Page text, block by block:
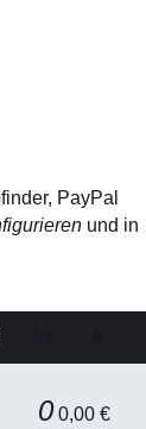
PayPal
und in
0 0,00 €